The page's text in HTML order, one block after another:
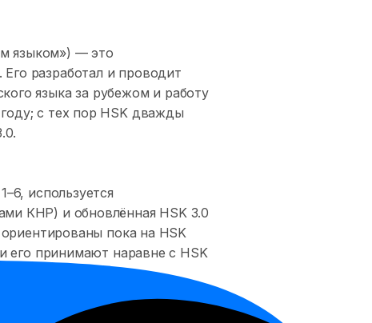
языком») — это
разработал и проводит
языка за рубежом и работу
с тех пор HSK дважды
используется
КНР) и обновлённая HSK 3.0
пока на HSK
его принимают наравне с HSK